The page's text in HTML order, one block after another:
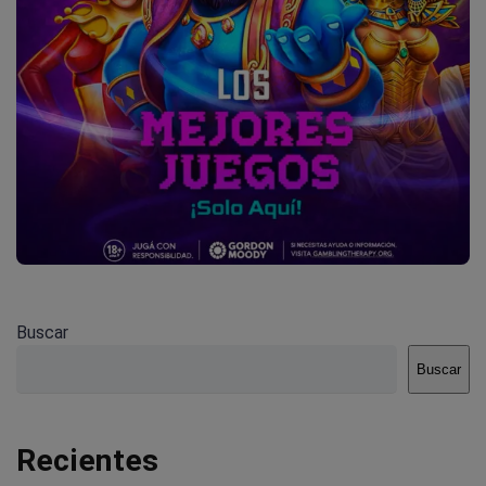
Buscar
Buscar
Recientes